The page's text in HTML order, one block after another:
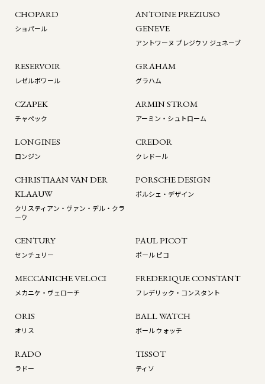
CHOPARD
ショパール
ANTOINE PREZIUSO
GENEVE
アントワーヌ プレジウソ ジュネーブ
RESERVOIR
レゼルボワール
GRAHAM
グラハム
CZAPEK
チャペック
ARMIN STROM
アーミン・シュトローム
LONGINES
ロンジン
CREDOR
クレドール
CHRISTIAAN VAN DER
KLAAUW
クリスティアン・ヴァン・デル・クラ
ーウ
PORSCHE DESIGN
ポルシェ・デザイン
CENTURY
センチュリー
PAUL PICOT
ポール ピコ
MECCANICHE VELOCI
メカニケ・ヴェローチ
FREDERIQUE CONSTANT
フレデリック・コンスタント
ORIS
オリス
BALL WATCH
ボール ウォッチ
RADO
ラドー
TISSOT
ティソ